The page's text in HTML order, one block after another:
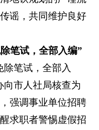
谣，共同维护良好
笔试，全部入编”
除笔试，全部入
向市人社局核查为
强调事业单位招聘
求职者警惕虚假招